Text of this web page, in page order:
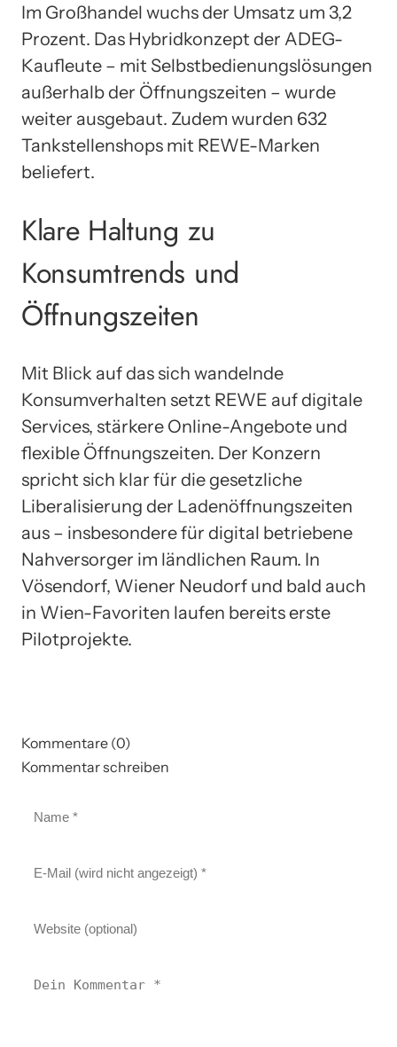
Im Großhandel wuchs der Umsatz um 3,2
Prozent. Das Hybridkonzept der ADEG-
Kaufleute – mit Selbstbedienungslösungen
außerhalb der Öffnungszeiten – wurde
weiter ausgebaut. Zudem wurden 632
Tankstellenshops mit REWE-Marken
beliefert.
Klare Haltung zu
Konsumtrends und
Öffnungszeiten
Mit Blick auf das sich wandelnde
Konsumverhalten setzt REWE auf digitale
Services, stärkere Online-Angebote und
flexible Öffnungszeiten. Der Konzern
spricht sich klar für die gesetzliche
Liberalisierung der Ladenöffnungszeiten
aus – insbesondere für digital betriebene
Nahversorger im ländlichen Raum. In
Vösendorf, Wiener Neudorf und bald auch
in Wien-Favoriten laufen bereits erste
Pilotprojekte.
Kommentare (0)
Kommentar schreiben